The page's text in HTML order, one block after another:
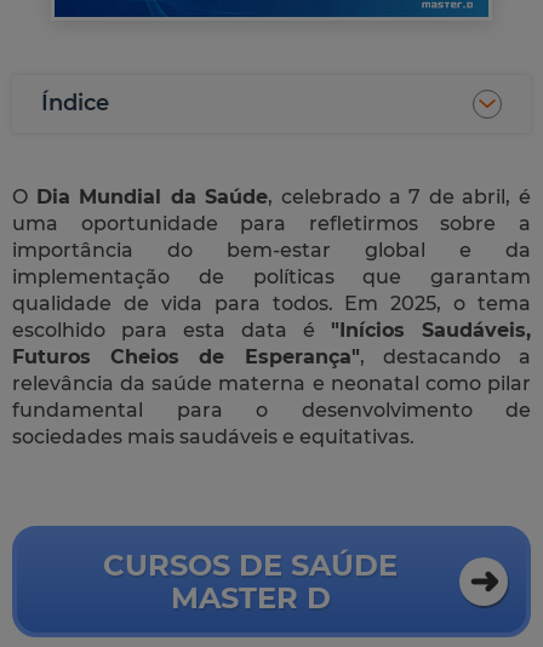
Índice
O Dia Mundial da Saúde, celebrado a 7 de abril, é
uma oportunidade para refletirmos sobre a
importância do bem-estar global e da
implementação de políticas que garantam
qualidade de vida para todos. Em 2025, o tema
escolhido para esta data é "Inícios Saudáveis,
Futuros Cheios de Esperança", destacando a
relevância da saúde materna e neonatal como pilar
fundamental para o desenvolvimento de
sociedades mais saudáveis e equitativas.
CURSOS DE SAÚDE
MASTER D